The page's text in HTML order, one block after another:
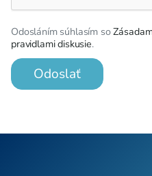
Odosláním súhlasím so
pravidlami diskusie.
Odoslať